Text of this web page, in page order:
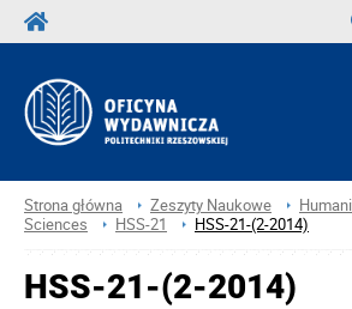
Strona główna Zeszyty Naukowe
Sciences
HSS-21 HSS-21-(2-2014)
HSS-21-(2-2014)